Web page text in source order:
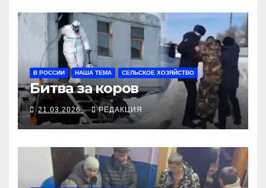
В РОССИИ НАША ТЕМА СЕЛЬСКОЕ ХОЗЯЙСТВО
Битва за коров
21.03.2026 РЕДАКЦИЯ